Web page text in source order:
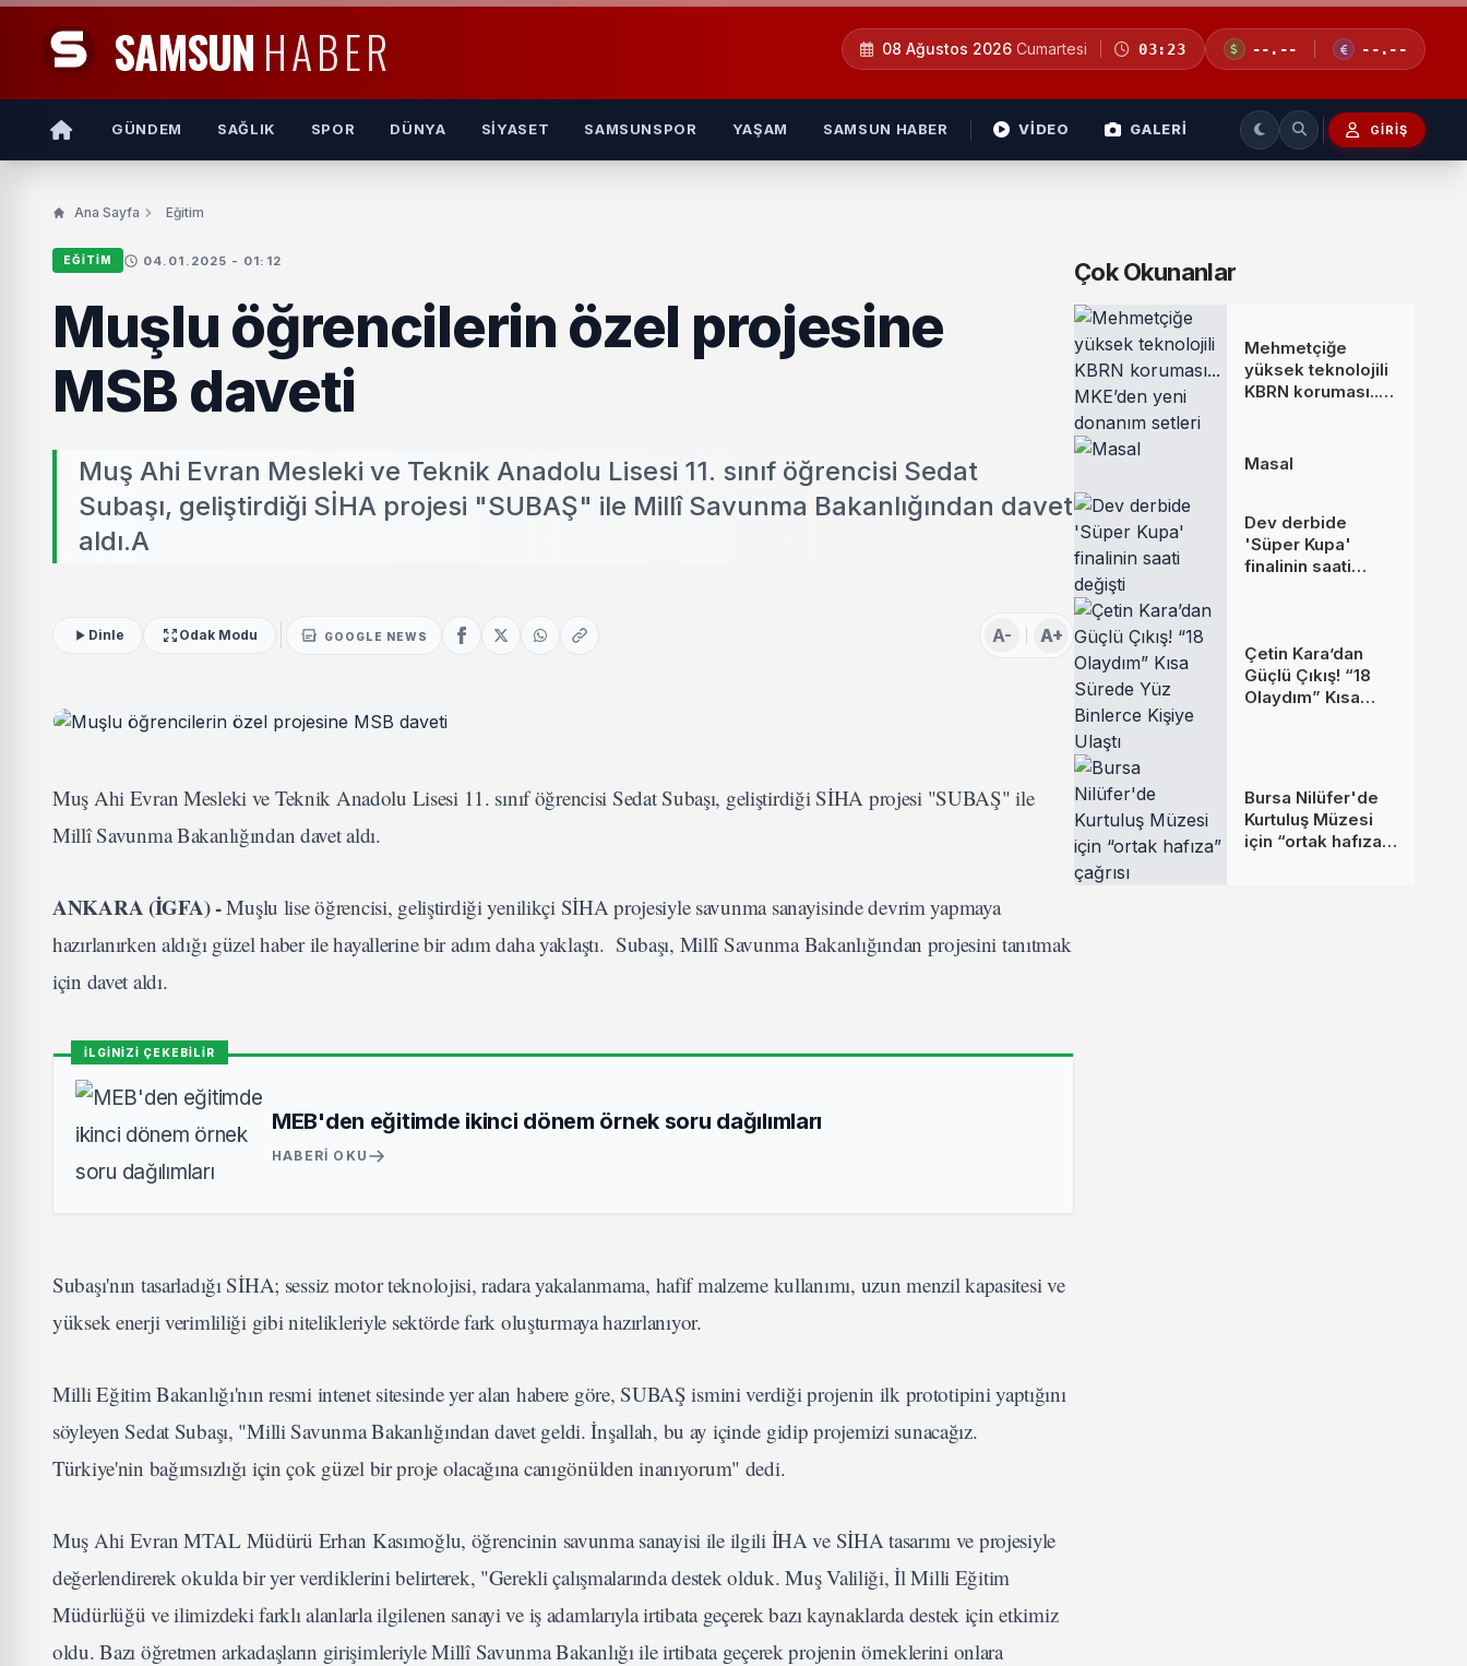
SAMSUN HABER 08 Ağustos 2026 Cumartesi 03:23 --.-- --.--
GÜNDEM SAĞLIK SPOR DÜNYA SIYASET SAMSUNSPOR YAŞAM SAMSUN HABER VİDEO GALERİ GIRIŞ
Ana Sayfa Eğitim
EĞITIM 04.01.2025 - 01:12
Muşlu öğrencilerin özel projesine
MSB daveti
Muş Ahi Evran Mesleki ve Teknik Anadolu Lisesi 11. sınıf öğrencisi Sedat
Subaşı, geliştirdiği SİHA projesi "SUBAŞ" ile Millî Savunma Bakanlığından davet
aldı.A
Dinle Odak Modu GOOGLE NEWS A- A+
Muş Ahi Evran Mesleki ve Teknik Anadolu Lisesi 11. sınıf öğrencisi Sedat Subaşı, geliştirdiği SİHA projesi "SUBAŞ" ile
Millî Savunma Bakanlığından davet aldı.
ANKARA (İGFA) -Muşlu lise öğrencisi, geliştirdiği yenilikçi SİHA projesiyle savunma sanayisinde devrim yapmaya
hazırlanırken aldığı güzel haber ile hayallerine bir adım daha yaklaştı. Subaşı, Millî Savunma Bakanlığından projesini tanıtmak
için davet aldı.
İLGİNİZİ ÇEKEBİLİR
MEB'den eğitimde ikinci dönem örnek soru dağılımları
HABERI OKU
Subaşı'nın tasarladığı SİHA; sessiz motor teknolojisi, radara yakalanmama, hafif malzeme kullanımı, uzun menzil kapasitesi ve
yüksek enerji verimliliği gibi nitelikleriyle sektörde fark oluşturmaya hazırlanıyor.
Milli Eğitim Bakanlığı'nın resmi intenet sitesinde yer alan habere göre, SUBAŞ ismini verdiği projenin ilk prototipini yaptığını
söyleyen Sedat Subaşı, "Milli Savunma Bakanlığından davet geldi. İnşallah, bu ay içinde gidip projemizi sunacağız.
Türkiye'nin bağımsızlığı için çok güzel bir proje olacağına canıgönülden inanıyorum" dedi.
Muş Ahi Evran MTAL Müdürü Erhan Kasımoğlu, öğrencinin savunma sanayisi ile ilgili İHA ve SİHA tasarımı ve projesiyle
değerlendirerek okulda bir yer verdiklerini belirterek, "Gerekli çalışmalarında destek olduk. Muş Valiliği, İl Milli Eğitim
Müdürlüğü ve ilimizdeki farklı alanlarla ilgilenen sanayi ve iş adamlarıyla irtibata geçerek bazı kaynaklarda destek için etkimiz
oldu. Bazı öğretmen arkadaşların girişimleriyle Millî Savunma Bakanlığı ile irtibata geçerek projenin örneklerini onlara
Çok Okunanlar
Mehmetçiğe
yüksek teknolojili
KBRN koruması...
Masal
Dev derbide
'Süper Kupa'
finalinin saati
Çetin Kara’dan
Güçlü Çıkış! “18
Olaydım” Kısa
Bursa Nilüfer'de
Kurtuluş Müzesi
için “ortak hafıza”